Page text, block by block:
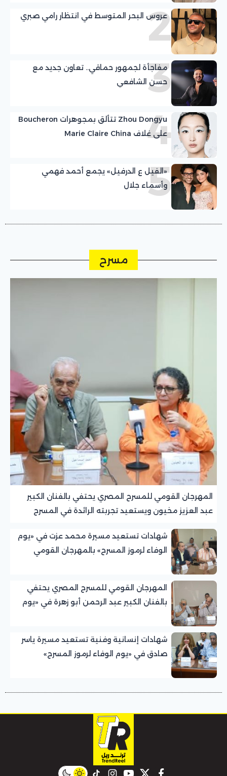
2
عروس البحر المتوسط في انتظار رامي صبري
3
مفاجأة لجمهور حماقي.. تعاون جديد مع
حسن الشافعي
4
Zhou Dongyu تتألق بمجوهرات Boucheron
على غلاف Marie Claire China
5
«الفيل ع الدرفيل» يجمع أحمد فهمي
وأسماء جلال
مسرح
المهرجان القومي للمسرح المصري يحتفي بالفنان الكبير
عبد العزيز مخيون ويستعيد تجربته الرائدة في المسرح
شهادات تستعيد مسيرة محمد عزت في «يوم
الوفاء لرموز المسرح» بالمهرجان القومي
المهرجان القومي للمسرح المصري يحتفي
بالفنان الكبير عبد الرحمن أبو زهرة في «يوم
شهادات إنسانية وفنية تستعيد مسيرة ياسر
صادق في «يوم الوفاء لرموز المسرح»